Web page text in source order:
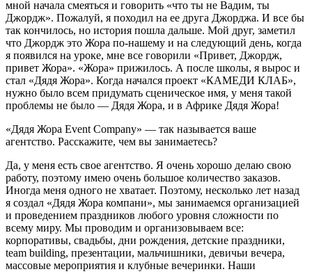
мной начала смеяться и говорить «что ты не Вадим, ты
Джордж». Пожалуй, я походил на ее друга Джорджа. И все бы
так кончилось, но история пошла дальше. Мой друг, заметил
что Джордж это Жора по-нашему и на следующий день, когда
я появился на уроке, мне все говорили «Привет, Джордж,
привет Жора». «Жора» прижилось. А после школы, я вырос и
стал «Дядя Жора». Когда начался проект «КАМЕДИ КЛАБ»,
нужно было всем придумать сценическое имя, у меня такой
проблемы не было — Дядя Жора, и в Африке Дядя Жора!
«Дядя Жора Event Company» — так называется ваше
агентство. Расскажите, чем вы занимаетесь?
Да, у меня есть свое агентство. Я очень хорошо делаю свою
работу, поэтому имею очень большое количество заказов.
Иногда меня одного не хватает. Поэтому, несколько лет назад
я создал «Дядя Жора компани», мы занимаемся организацией
и проведением праздников любого уровня сложности по
всему миру. Мы проводим и организовываем все:
корпоративы, свадьбы, дни рождения, детские праздники,
team building, презентации, мальчишники, девичьи вечера,
массовые мероприятия и клубные вечеринки. Наши